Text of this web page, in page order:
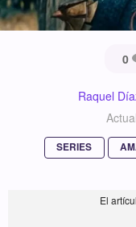
0
Raquel
SERIES